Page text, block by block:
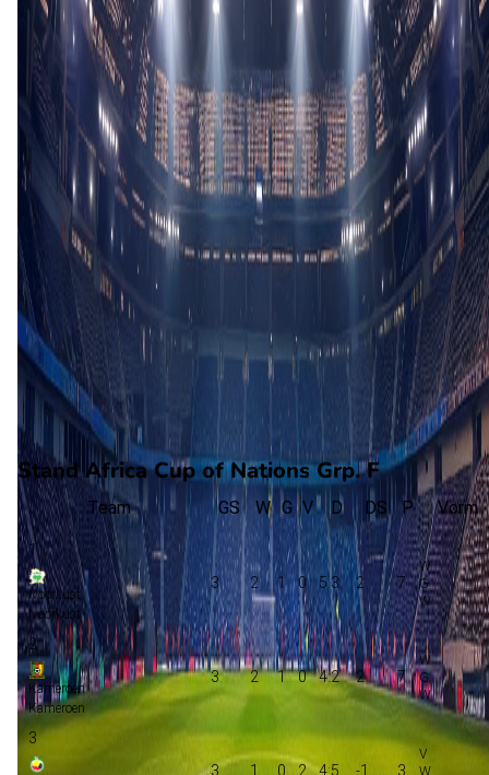
52'
D. Calila
64'
G. Vilanculos
(Witi)
M. Kambala (E. Pelembe)
76'
A. Moucketou-Moussounda
76'
E. Essang-Matouti
(D. Bouanga)
79'
F. Chamboco
(F. Bangal)
84'
I. Nanani
(D. Calila)
Ernan
Stand Africa Cup of Nations Grp. F
Team GS W G V D DS P Vorm
1
Ivoorkust
Ivoorkust
3 2 1 0 5:3 2 7
2
Kameroen
Kameroen
3 2 1 0 4:2 2 7
3
3 1 0 2 4:5 -1 3